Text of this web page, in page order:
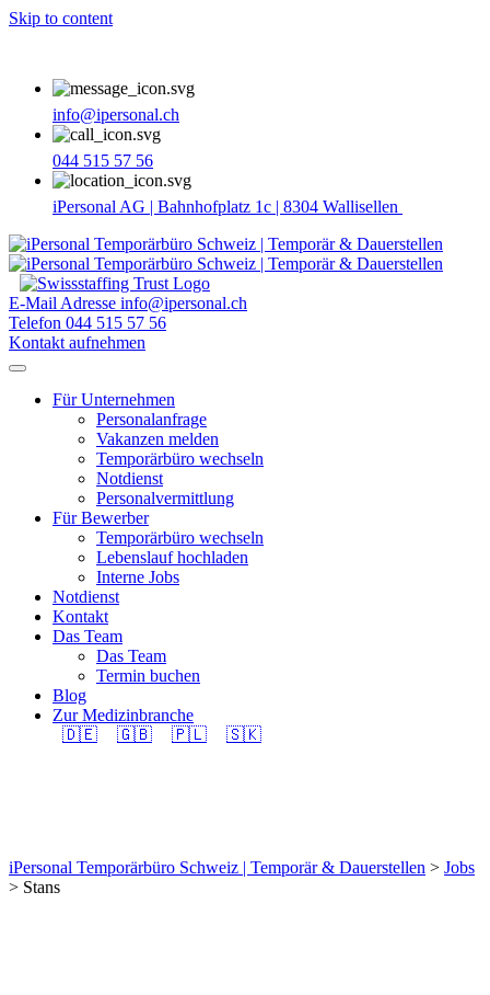
Skip to content
info@ipersonal.ch
044 515 57 56
iPersonal AG | Bahnhofplatz 1c | 8304 Wallisellen
E-Mail Adresse info@ipersonal.ch
Telefon 044 515 57 56
Kontakt aufnehmen
Für Unternehmen
Personalanfrage
Vakanzen melden
Temporärbüro wechseln
Notdienst
Personalvermittlung
Für Bewerber
Temporärbüro wechseln
Lebenslauf hochladen
Interne Jobs
Notdienst
Kontakt
Das Team
Das Team
Termin buchen
Blog
Zur Medizinbranche
🇩🇪
🇬🇧 🇵🇱 🇸🇰
iPersonal Temporärbüro Schweiz | Temporär & Dauerstellen > Jobs
> Stans